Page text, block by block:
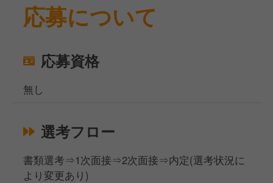
応募について
応募資格
無し
選考フロー
書類選考⇒1次面接⇒2次面接⇒内定(選考状況に
より変更あり)